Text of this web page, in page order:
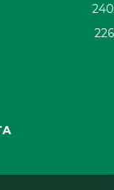
240
226